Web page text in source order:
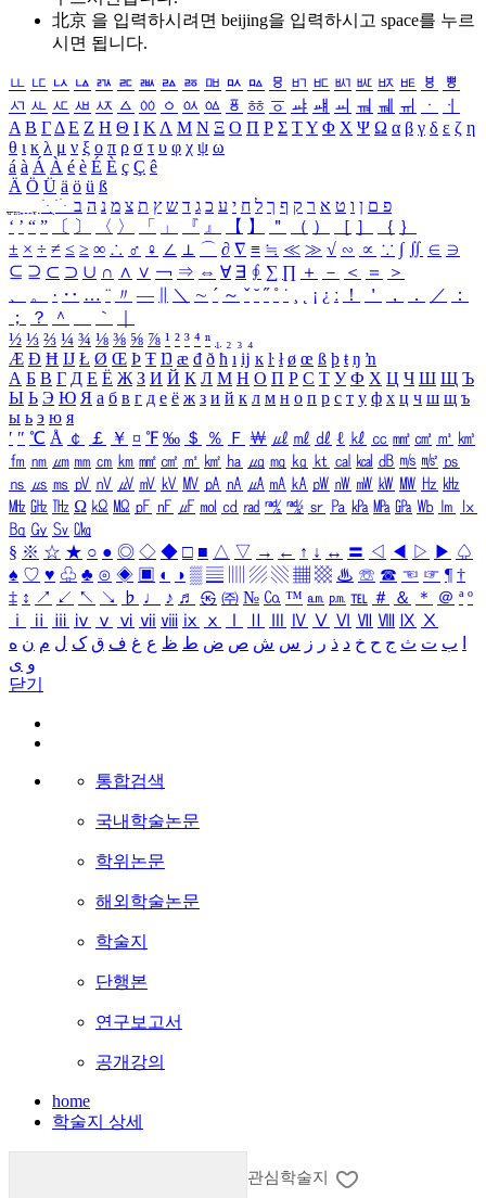
北京 을 입력하시려면 beijing을 입력하시고 space를 누르
시면 됩니다.
ㅥ ㅦ ㅧ ㅨ ㅩ ㅪ ㅫ ㅬ ㅭ ㅮ ㅯ ㅰ ㅱ ㅲ ㅳ ㅴ ㅵ ㅶ ㅷ ㅸ
ㅹ
ㅺ ㅻ ㅼ ㅽ ㅾ ㅿ ㆀ ㆁ ㆂ ㆃ ㆄ ㆅ ㆆ ㆇ ㆈ ㆉ ㆊ ㆋ ㆌ ㆍ
ㆎ
Α Β ΓΔ Ε Ζ Η Θ Ι ΚΛ Μ Ν Ξ Ο Π Ρ Σ ΤΥ Φ Χ Ψ Ω α β γ δ ε ζ η
θ ι κ λ μ ν ξ ο π ρ σ τ υ φ χ ψ ω
á à Á À é è É È ç Ç ê
Ä Ö Ü ä ö ü ß
ִֶֹ ֻּ ׁׂ פ ם ן ו ט א ר ק ף ך ל ח י ע כ ג ד ש ץ ת צ מ נ ה ב
‘ ’ “ ” 〔 〕 〈 〉 「 」 『 』 【 】 ＂ （ ） ［ ］ ｛ ｝
± × ÷ ≠ ≤ ≥ ∞ ∴ ♂ ♀ ∠ ⊥ ⌒ ∂ ∇ ≡ ≒ ≪ ≫ √ ∽ ∝ ∵ ∫ ∬ ∈ ∋
⊆ ⊇ ⊂ ⊃ ∪ ∩ ∧ ∨ ￢ ⇒ ⇔ ∀ ∃ ∮ ∑ ∏ ＋ － ＜ ＝
＞
、
。 · ‥ … ¨ 〃 ― ＼ ∼ ´ ～ ˇ ˘ ˝ ˚ ˙ ¸ ¡ ¿ ː ！ ＇ ， ． ／
：
；
？ ＾ ｀
½ ⅓ ⅔ ¼ ¾ ⅛ ⅜ ⅝ ⅞ ¹ ² ³ ⁴ ⁿ ₁ ₂ ₃ ₄
Æ Ð Ħ Ĳ Ł Ø Œ Þ Ŧ Ŋ æ đ ð ħ ı ĳ ĸ ŀ ł ø œ ß þ ŧ ŋ ŉ
А Б В Г Д Е Ё Ж З И Й К Л М Н О П Р С Т У Ф Х Ц Ч Ш Щ Ъ
Ы Ь Э Ю Я а б в г д е ё ж з и й к л м н о п р с т у ф х ц ч ш щ ъ
ы ь э ю я
′ ″ ℃ Å ￠ ￡ ￥ ¤ ℉ ‰ ＄ ％ Ｆ ￦ ㎕ ㎖ ㎗ ℓ ㎘ ㏄ ㎣ ㎤ ㎥ ㎦
㎙ ㎚ ㎛ ㎜ ㎝ ㎞ ㎟ ㎠ ㎡ ㎢ ㏊ ㎍ ㎎ ㎏ ㏏ ㎈ ㎉ ㏈ ㎧ ㎨ ㎰
㎱ ㎲ ㎳ ㎴ ㎵ ㎶ ㎷ ㎸ ㎹ ㎀ ㎁ ㎂ ㎃ ㎄ ㎺ ㎻ ㎽ ㎾ ㎿ ㎐ ㎑
㎒ ㎓ ㎔ Ω ㏀ ㏁ ㎊ ㎋ ㎌ ㏖ ㏅ ㎭ ㎮ ㎯ ㏛ ㎩ ㎪ ㎫ ㎬ ㏝ ㏐
㏓
㏃ ㏉ ㏜ ㏆
§ ※ ☆ ★ ○ ● ◎ ◇ ◆ □ ■ △ ▽ → ← ↑ ↓ ↔ 〓 ◁ ◀ ▷ ▶ ♤
♠ ♡ ♥ ♧ ♣ ⊙ ◈ ▣ ◐ ◑ ▒ ▤ ▨ ▧ ▦ ▩ ♨ ☏ ☎ ☜ ☞ ¶ †
‡ ↕ ↗ ↙ ↖ ↘ ♭ ♩ ♪ ♬ ㉿ ㈜ № ㏇ ™ ㏂ ㏘ ℡ ＃ ＆ ＊ ＠ ª º
ⅰ
ⅱ ⅲ ⅳ ⅴ ⅵ ⅶ ⅷ ⅸ ⅹ Ⅳ Ⅴ Ⅵ Ⅶ Ⅷ Ⅸ Ⅹ
ب ت ث ج ح خ د ذ ر ز س ش ص ض ط ظ ع غ ف ق ک ل م ن ه
و ی
닫기
통합검색
국내학술논문
학위논문
해외학술논문
학술지
단행본
연구보고서
공개강의
home
학술지 상세
관심학술지